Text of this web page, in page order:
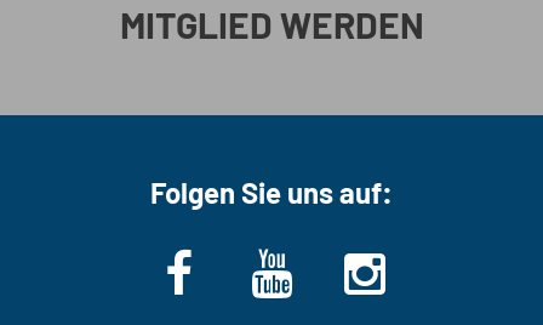
MITGLIED WERDEN
Folgen Sie uns auf: